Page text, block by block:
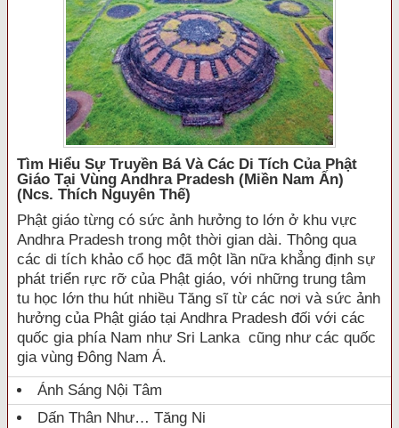
Tìm Hiểu Sự Truyền Bá Và Các Di Tích Của Phật
Giáo Tại Vùng Andhra Pradesh (miền Nam Ấn)
(ncs. Thích Nguyên Thế)
Phật giáo từng có sức ảnh hưởng to lớn ở khu vực
Andhra Pradesh trong một thời gian dài. Thông qua
các di tích khảo cổ học đã một lần nữa khẳng định sự
phát triển rực rỡ của Phật giáo, với những trung tâm
tu học lớn thu hút nhiều Tăng sĩ từ các nơi và sức ảnh
hưởng của Phật giáo tại Andhra Pradesh đối với các
quốc gia phía Nam như Sri Lanka cũng như các quốc
gia vùng Đông Nam Á.
Ánh Sáng Nội Tâm
Dấn Thân Như… Tăng Ni